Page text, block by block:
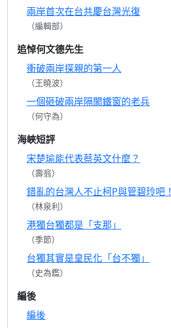
兩岸首次在台共慶台灣光復
（編輯部）
追悼何文德先生
衝破兩岸探親的第一人
（王曉波）
一個砸破兩岸隔閡鐵窗的老兵
（何守為）
海峽短評
宋楚瑜能代表蔡英文什麼？
（壽翁）
錯亂的台灣人不止柯P與管碧玲吧！
（林泉利）
港獨台獨都是「支那」
（季節）
台獨其實是皇民化「台不獨」
（史為鑑）
編後
編後